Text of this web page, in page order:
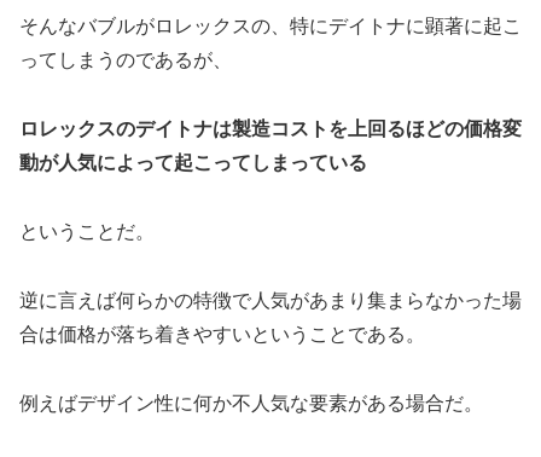
そんなバブルがロレックスの、特にデイトナに顕著に起こ
ってしまうのであるが、
ロレックスのデイトナは製造コストを上回るほどの価格変
動が人気によって起こってしまっている
ということだ。
逆に言えば何らかの特徴で人気があまり集まらなかった場
合は価格が落ち着きやすいということである。
例えばデザイン性に何か不人気な要素がある場合だ。